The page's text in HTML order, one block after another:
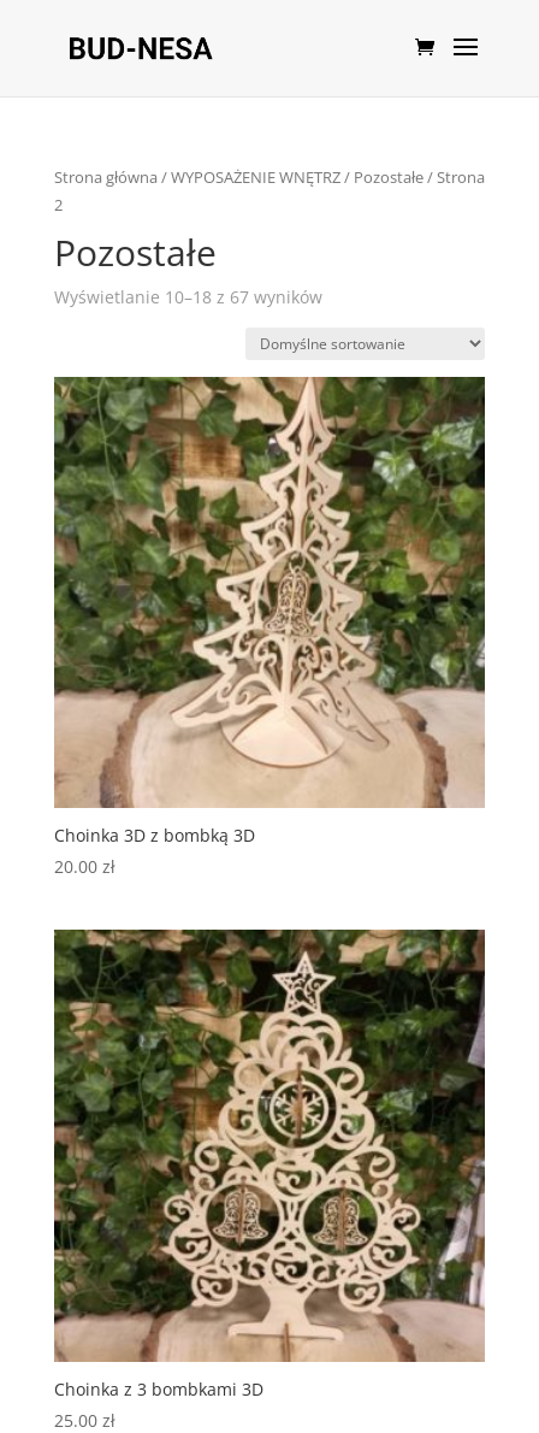
Strona główna /WYPOSAŻENIE WNĘTRZ/ Pozostałe/ Strona
2
Pozostałe
Wyświetlanie 10–18 z 67 wyników
Choinka 3D z bombką 3D
20.00 zł
Choinka z 3 bombkami 3D
25.00 zł